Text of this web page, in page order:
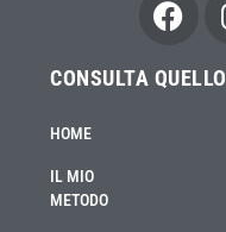
CONSULTA
HOME
IL MIO
METODO